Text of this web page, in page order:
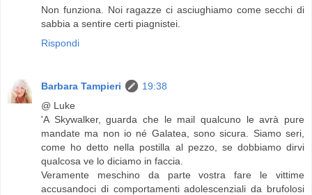
Non funziona. Noi ragazze ci asciughiamo come secchi di
sabbia a sentire certi piagnistei.
Rispondi
Barbara Tampieri
19:38
@ Luke
'A Skywalker, guarda che le mail qualcuno le avrà pure
mandate ma non io né Galatea, sono sicura. Siamo seri,
come ho detto nella postilla al pezzo, se dobbiamo dirvi
qualcosa ve lo diciamo in faccia.
Veramente meschino da parte vostra fare le vittime
accusandoci di comportamenti adolescenziali da brufolosi